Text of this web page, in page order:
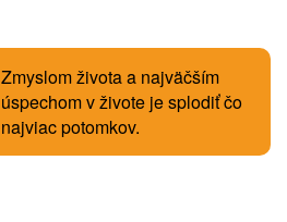
Zmyslom života a najväčším
úspechom v živote je splodiť čo
najviac potomkov.